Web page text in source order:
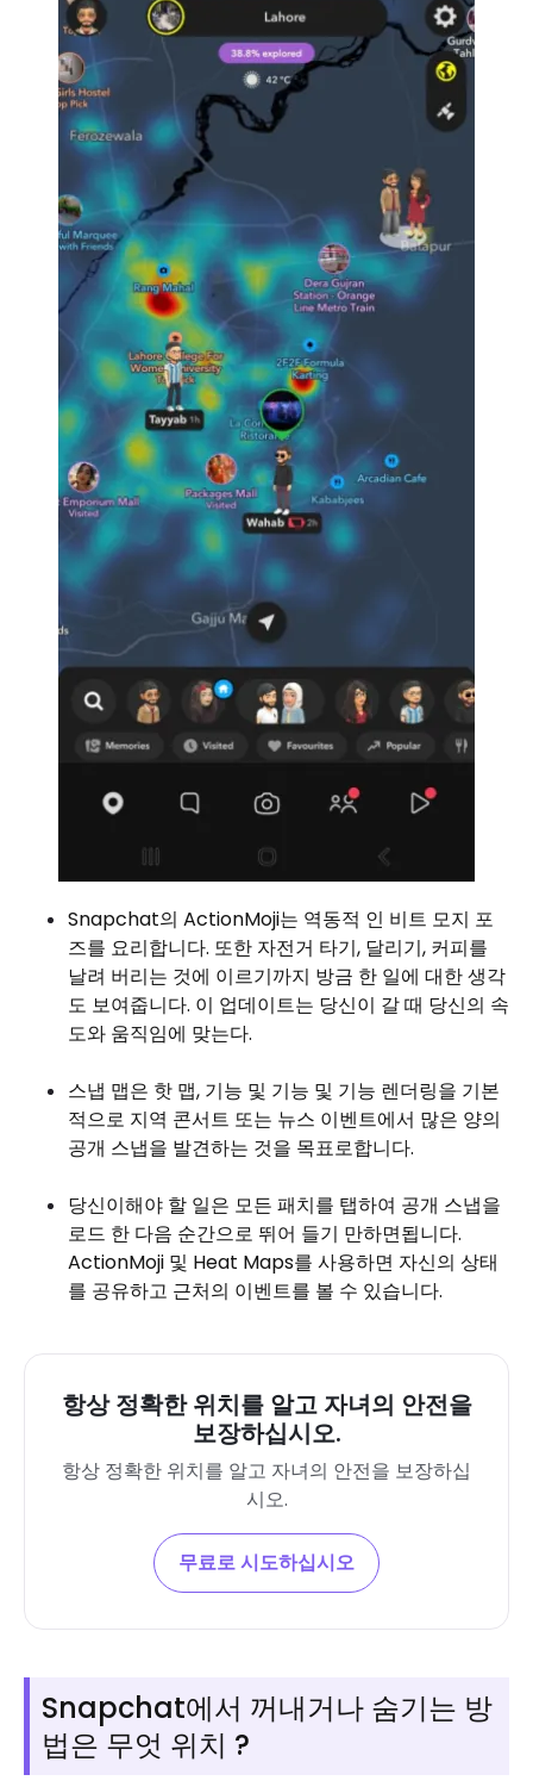
Snapchat의 ActionMoji는 역동적 인 비트 모지 포
즈를 요리합니다. 또한 자전거 타기, 달리기, 커피를
날려 버리는 것에 이르기까지 방금 한 일에 대한 생각
도 보여줍니다. 이 업데이트는 당신이 갈 때 당신의 속
도와 움직임에 맞는다.
스냅 맵은 핫 맵, 기능 및 기능 및 기능 렌더링을 기본
적으로 지역 콘서트 또는 뉴스 이벤트에서 많은 양의
공개 스냅을 발견하는 것을 목표로합니다.
당신이해야 할 일은 모든 패치를 탭하여 공개 스냅을
로드 한 다음 순간으로 뛰어 들기 만하면됩니다.
ActionMoji 및 Heat Maps를 사용하면 자신의 상태
를 공유하고 근처의 이벤트를 볼 수 있습니다.
항상 정확한 위치를 알고 자녀의 안전을
보장하십시오.
항상 정확한 위치를 알고 자녀의 안전을 보장하십
시오.
무료로 시도하십시오
Snapchat에서 꺼내거나 숨기는 방
법은 무엇 위치 ?